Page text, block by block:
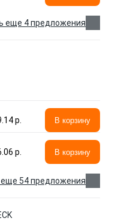
еще 4 предложения
p. В корзину
p. В корзину
еще 54 предложения